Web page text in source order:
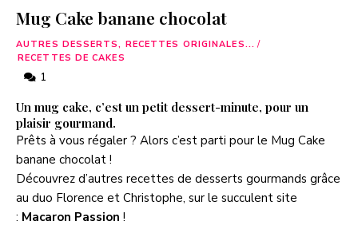
Mug Cake banane chocolat
AUTRES DESSERTS, RECETTES ORIGINALES... /
RECETTES DE CAKES
1
Un mug cake, c’est un petit dessert-minute, pour un
plaisir gourmand.
Prêts à vous régaler ? Alors c’est parti pour le Mug Cake
banane chocolat !
Découvrez d’autres recettes de desserts gourmands grâce
au duo Florence et Christophe, sur le succulent site
: Macaron Passion !